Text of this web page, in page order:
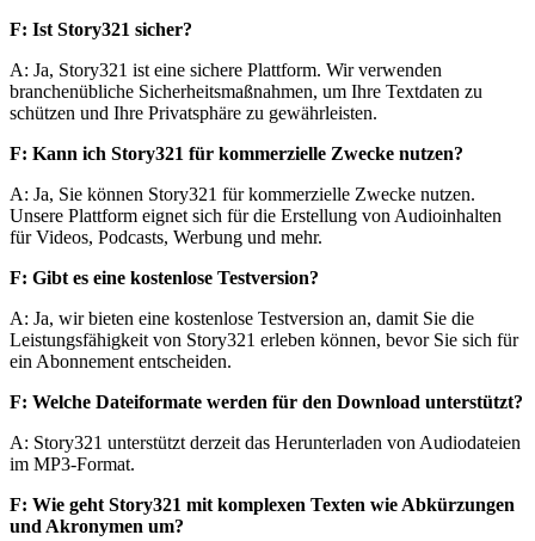
F: Ist Story321 sicher?
A: Ja, Story321 ist eine sichere Plattform. Wir verwenden
branchenübliche Sicherheitsmaßnahmen, um Ihre Textdaten zu
schützen und Ihre Privatsphäre zu gewährleisten.
F: Kann ich Story321 für kommerzielle Zwecke nutzen?
A: Ja, Sie können Story321 für kommerzielle Zwecke nutzen.
Unsere Plattform eignet sich für die Erstellung von Audioinhalten
für Videos, Podcasts, Werbung und mehr.
F: Gibt es eine kostenlose Testversion?
A: Ja, wir bieten eine kostenlose Testversion an, damit Sie die
Leistungsfähigkeit von Story321 erleben können, bevor Sie sich für
ein Abonnement entscheiden.
F: Welche Dateiformate werden für den Download unterstützt?
A: Story321 unterstützt derzeit das Herunterladen von Audiodateien
im MP3-Format.
F: Wie geht Story321 mit komplexen Texten wie Abkürzungen
und Akronymen um?